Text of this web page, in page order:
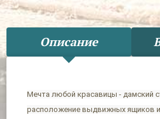
Описание
Мечта любой красавицы - дамский
расположение выдвижных ящиков